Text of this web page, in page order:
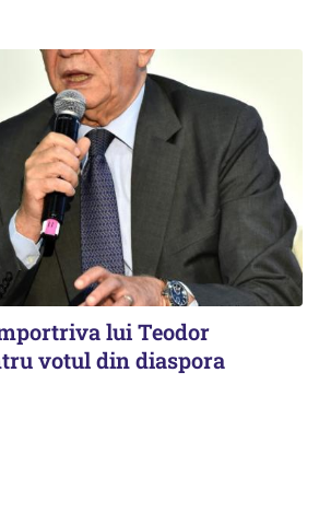
lui Teodor
votul din diaspora